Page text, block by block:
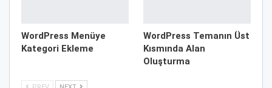
WordPress Menüye
Kategori Ekleme
WordPress Temanın Üst
Kısmında Alan
Oluşturma